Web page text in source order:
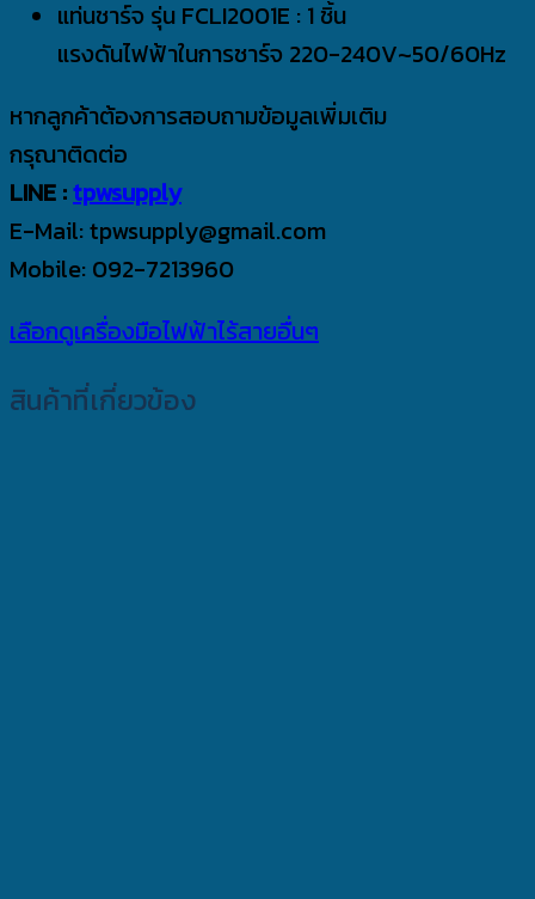
แท่นชาร์จ รุ่น FCLI2001E : 1 ชิ้น
แรงดันไฟฟ้าในการชาร์จ 220-240V~50/60Hz
หากลูกค้าต้องการสอบถามข้อมูลเพิ่มเติม
กรุณาติดต่อ
LINE :tpwsupply
E-Mail: tpwsupply@gmail.com
Mobile: 092-7213960
เลือกดูเครื่องมือไฟฟ้าไร้สายอื่นๆ
สินค้าที่เกี่ยวข้อง